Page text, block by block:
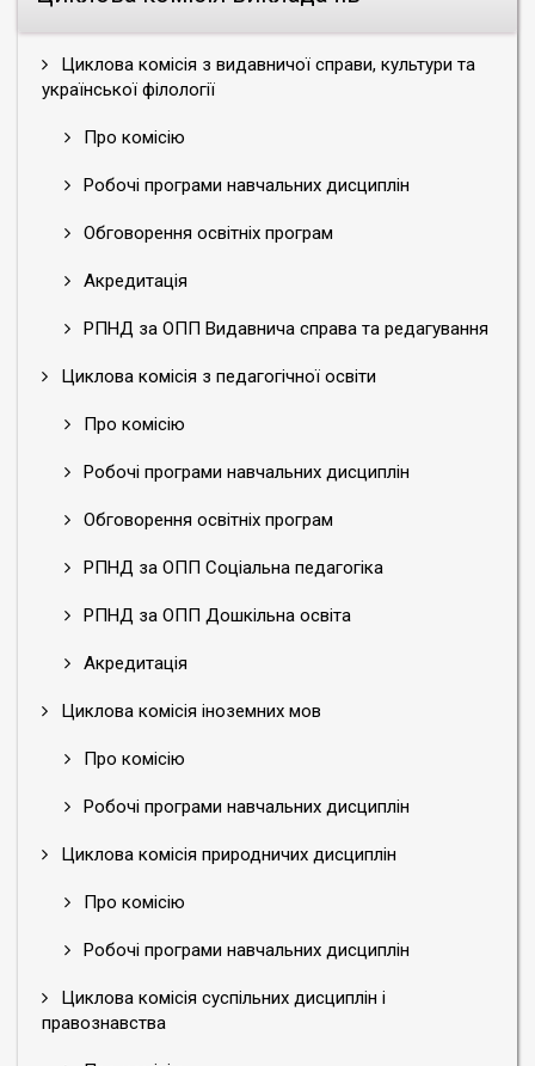
Циклова комісія з видавничої справи, культури та
української філології
Про комісію
Робочі програми навчальних дисциплін
Обговорення освітніх програм
Акредитація
РПНД за ОПП Видавнича справа та редагування
Циклова комісія з педагогічної освіти
Про комісію
Робочі програми навчальних дисциплін
Обговорення освітніх програм
РПНД за ОПП Соціальна педагогіка
РПНД за ОПП Дошкільна освіта
Акредитація
Циклова комісія іноземних мов
Про комісію
Робочі програми навчальних дисциплін
Циклова комісія природничих дисциплін
Про комісію
Робочі програми навчальних дисциплін
Циклова комісія суспільних дисциплін і
правознавства